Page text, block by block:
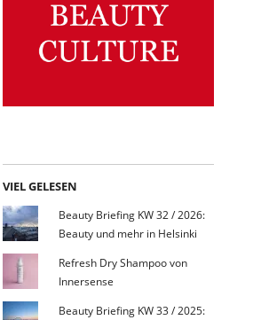
VIEL GELESEN
Beauty Briefing KW 32 / 2026:
Beauty und mehr in Helsinki
Refresh Dry Shampoo von
Innersense
Beauty Briefing KW 33 / 2025: